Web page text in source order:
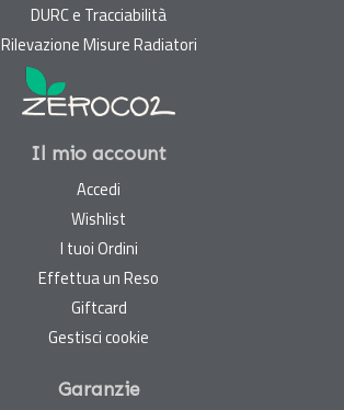
DURC e Tracciabilità
Rilevazione Misure Radiatori
Il mio account
Accedi
Wishlist
I tuoi Ordini
Effettua un Reso
Giftcard
Gestisci cookie
Garanzie